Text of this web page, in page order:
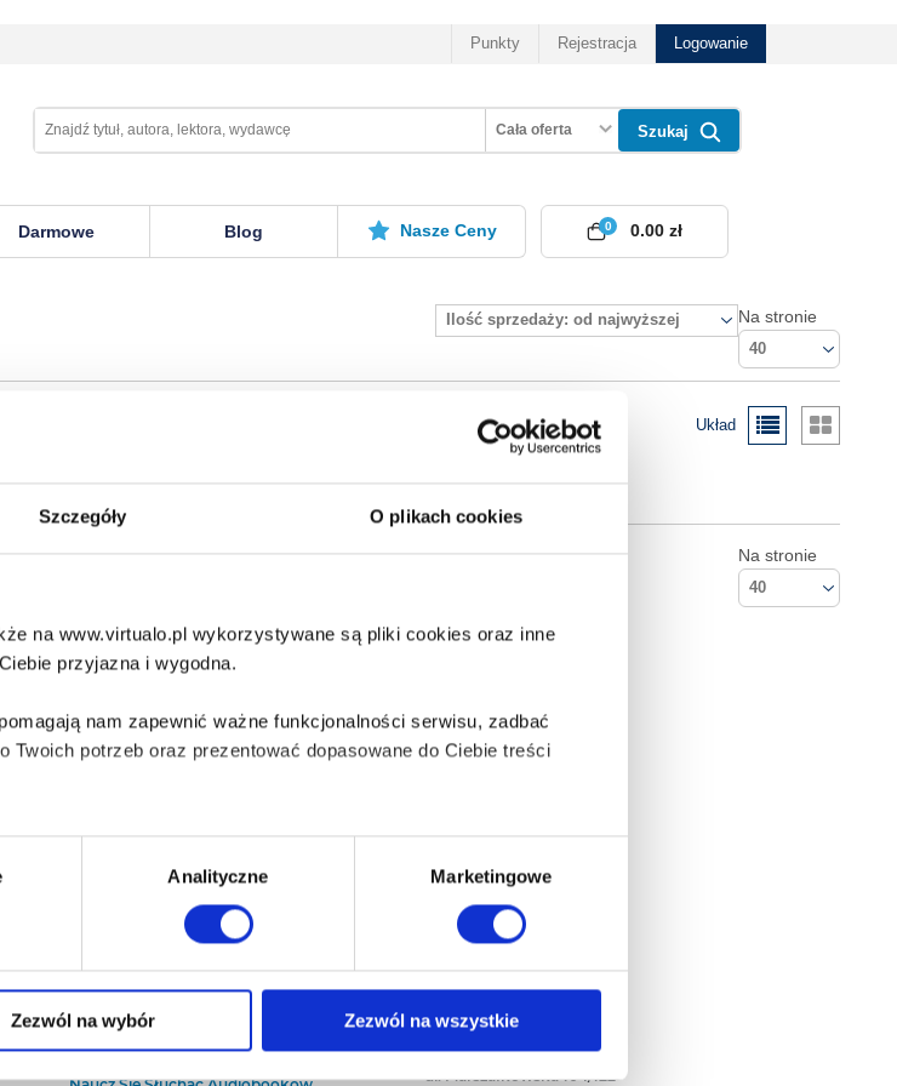
Szczegóły O plikach cookies
na www.virtualo.pl wykorzystywane są pliki cookies oraz inne
przyjazna i wygodna.
nam zapewnić ważne funkcjonalności serwisu, zadbać
potrzeb oraz prezentować dopasowane do Ciebie treści
i bezpiecznego działania serwisu - są także takie, które wymagają
jeśli jesteś naszym Użytkownikiem.
Analityczne Marketingowe
Zezwól na wybór Zezwól na wszystkie
Punkty Rejestracja Logowanie
Cała oferta Szukaj
Darmowe Blog Nasze Ceny 0
0.00 zł
Ilość sprzedaży: od najwyższej Na stronie
40
Układ
Na stronie
40
Baza wiedzy
Który Format Ebooka Wybrać?
Kontakt
Empik S.A
ul. Marszałkowska 104/122